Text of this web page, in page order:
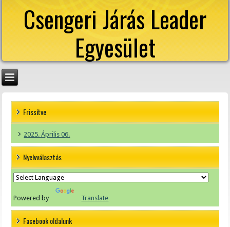
Csengeri Járás Leader
Egyesület
Frissítve
2025. Április 06.
Nyelvválasztás
Powered by Translate
Facebook oldalunk